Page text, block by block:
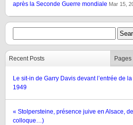
après la Seconde Guerre mondiale Mar 15,
Recent Posts Pages
Le sit-in de Garry Davis devant l’entrée de
1949
« Stolpersteine, présence juive en Alsace,
colloque…)